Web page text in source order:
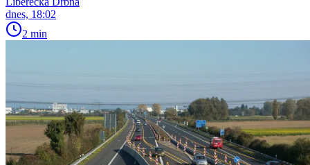
dnes, 18:02
2 min